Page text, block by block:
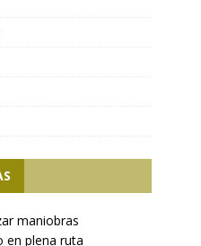
maniobras
en plena ruta